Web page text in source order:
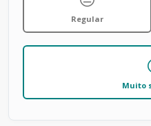
Regular
Muito